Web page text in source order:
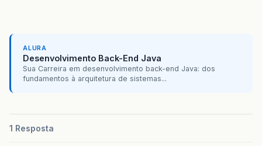
ALURA
Desenvolvimento Back-End Java
Sua Carreira em desenvolvimento back-end Java: dos
fundamentos à arquitetura de sistemas...
1 Resposta